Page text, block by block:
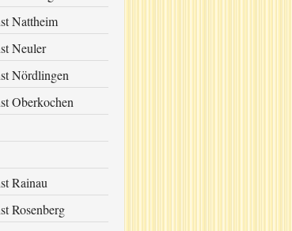
Nattheim
Neuler
Nördlingen
Oberkochen
Rainau
Rosenberg